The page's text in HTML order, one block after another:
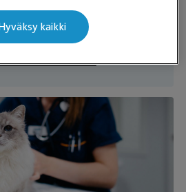
etävastaanottona
kaikki